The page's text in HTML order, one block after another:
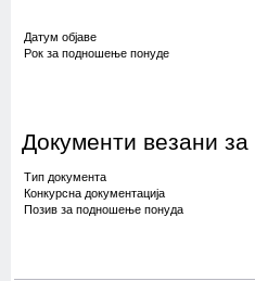
Датум објаве
Рок за подношење понуде
Документи везани за
Тип документа
Конкурсна документација
Позив за подношење понуда